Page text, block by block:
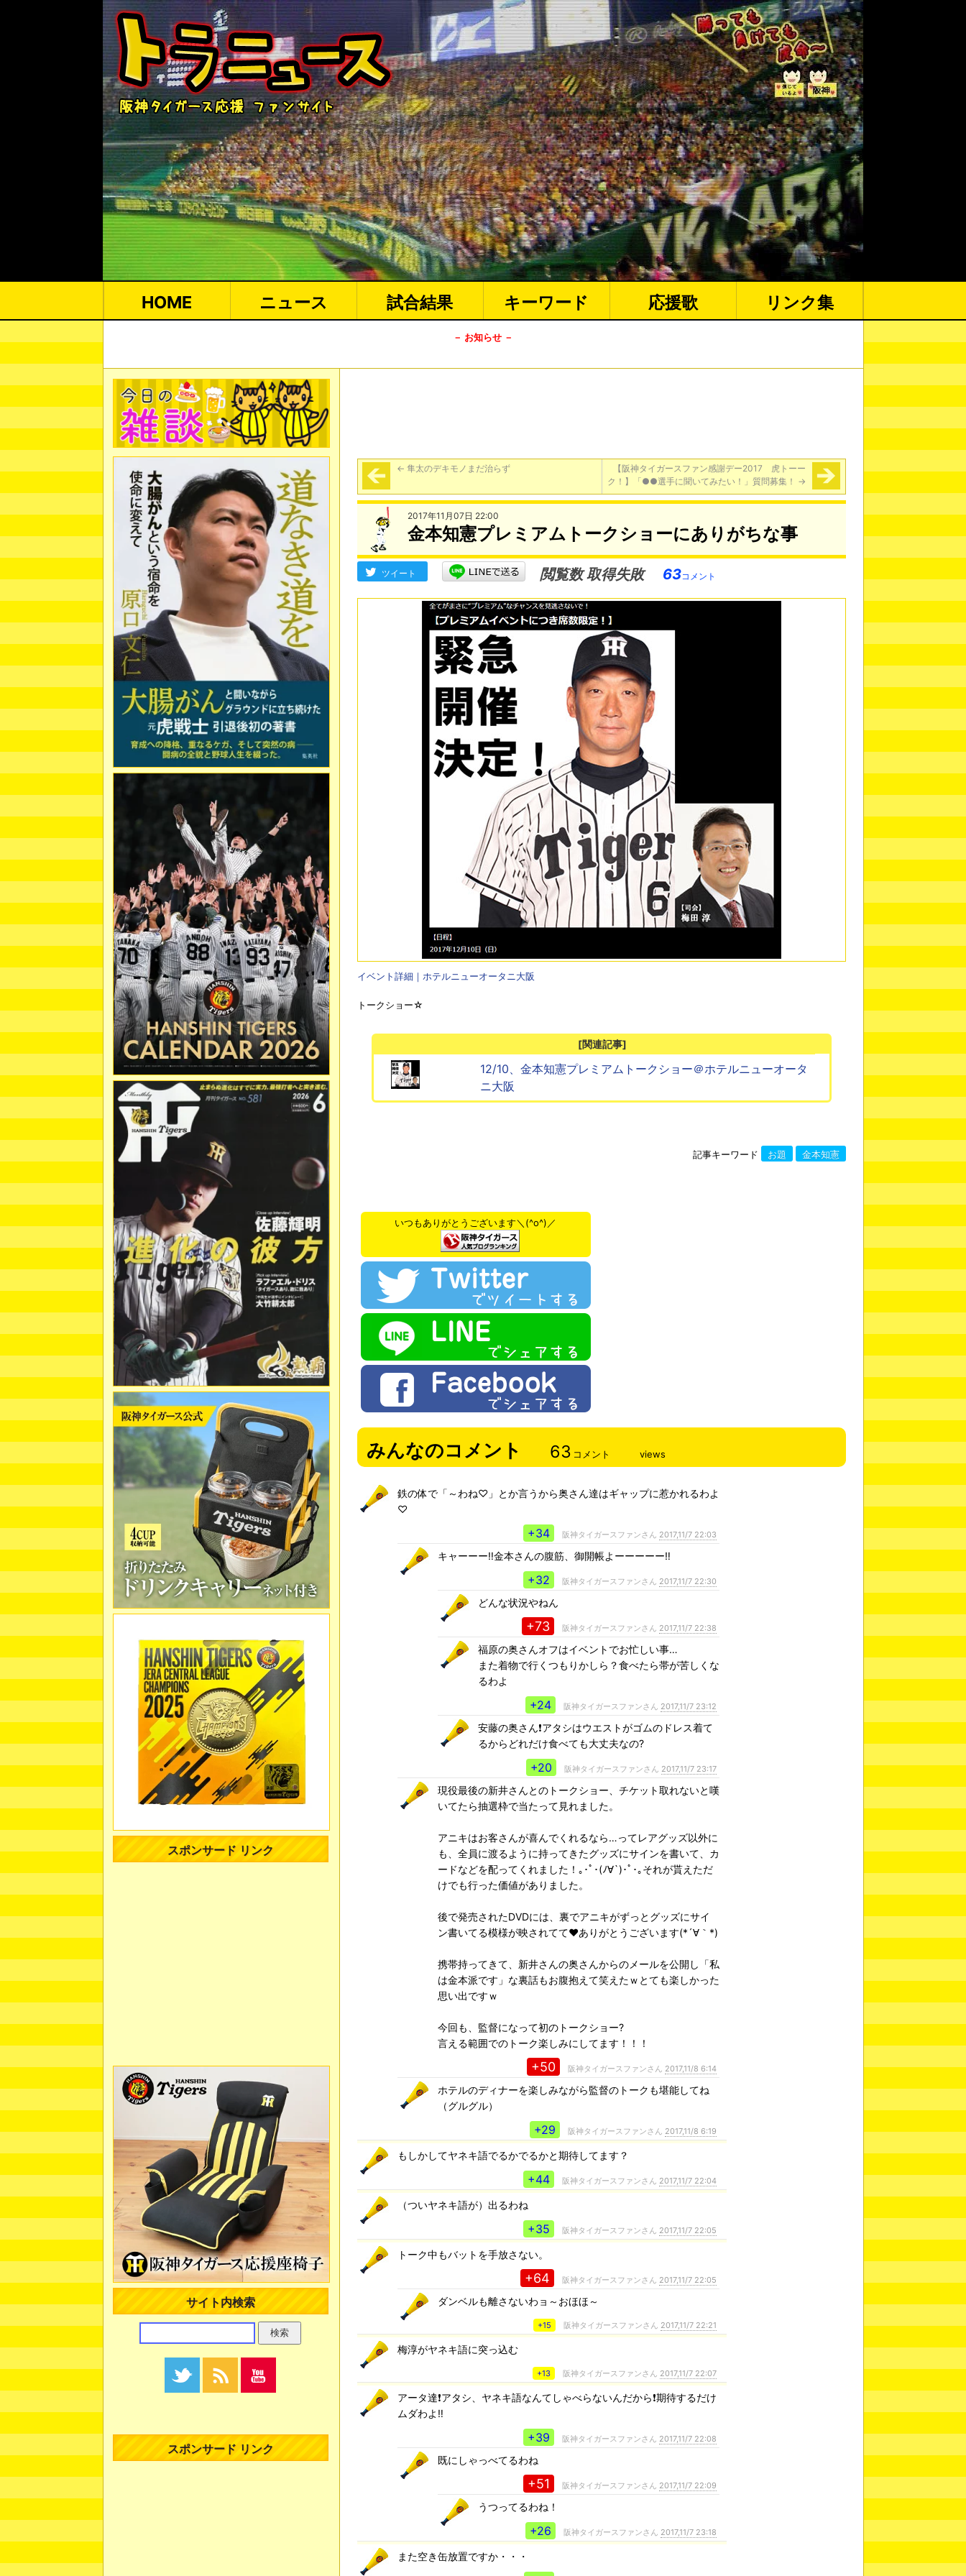
HOME ニュース 試合結果 キーワード 応援歌 リンク集
－ お知らせ －
← 隼太のデキモノまだ治らず
【阪神タイガースファン感謝デー2017 虎トーー
ク！】「●●選手に聞いてみたい！」質問募集！ →
2017年11月07日 22:00
金本知憲プレミアムトークショー​にありがちな事
ツイート 閲覧数 取得失敗 63コメント
イベント詳細｜ホテルニューオータニ大阪
トークショー​☆
[関連記事]
12/10、金本知憲プレミアムトークショー​＠ホテルニューオータ
ニ大阪
記事キーワード お題 金本知憲
いつもありがとうございます＼(^o^)／
みんなのコメント 63 コメント views
鉄の体で「～わね♡」とか言うから奥さん達はギャップに惹かれるわよ
♡
+34 阪神タイガースファンさん 2017,11/7 22:03
キャーーー‼金本さんの腹筋、御開帳よーーーーー‼
+32 阪神タイガースファンさん 2017,11/7 22:30
どんな状況やねん
+73 阪神タイガースファンさん 2017,11/7 22:38
福原の奥さんオフはイベントでお忙しい事…
また着物で行くつもりかしら？食べたら帯が苦しくな
るわよ
+24 阪神タイガースファンさん 2017,11/7 23:12
安藤の奥さん❗アタシはウエストがゴムのドレス着て
るからどれだけ食べても大丈夫なの?
+20 阪神タイガースファンさん 2017,11/7 23:17
現役最後の新井さんとのトークショー、チケット取れないと嘆
いてたら抽選枠で当たって見れました。
アニキはお客さんが喜んでくれるなら…ってレアグッズ以外に
も、全員に渡るように持ってきたグッズにサインを書いて、カ
ードなどを配ってくれました！｡･ﾟ･(ﾉ∀`)･ﾟ･｡それが貰えただ
けでも行った価値がありました。
後で発売されたDVDには、裏でアニキがずっとグッズにサイ
ン書いてる模様が映されてて❤ありがとうございます(*´∀｀*)
携帯持ってきて、新井さんの奥さんからのメールを公開し「私
は金本派です」な裏話もお腹抱えて笑えたｗとても楽しかった
思い出ですｗ
今回も、監督になって初のトークショー?
言える範囲でのトーク楽しみにしてます！！！
+50 阪神タイガースファンさん 2017,11/8 6:14
ホテルのディナーを楽しみながら監督のトークも堪能してね
（グルグル）
+29 阪神タイガースファンさん 2017,11/8 6:19
もしかしてヤネキ語でるかでるかと期待してます？
+44 阪神タイガースファンさん 2017,11/7 22:04
（ついヤネキ語が）出るわね
+35 阪神タイガースファンさん 2017,11/7 22:05
トーク中もバットを手放さない。
+64 阪神タイガースファンさん 2017,11/7 22:05
ダンベルも離さないわョ～おほほ～
+15 阪神タイガースファンさん 2017,11/7 22:21
梅淳がヤネキ語に突っ込む
+13 阪神タイガースファンさん 2017,11/7 22:07
アータ達❗アタシ、ヤネキ語なんてしゃべらないんだから❗期待するだけ
ムダわよ‼
+39 阪神タイガースファンさん 2017,11/7 22:08
既にしゃっべてるわね
+51 阪神タイガースファンさん 2017,11/7 22:09
うつってるわね！
+26 阪神タイガースファンさん 2017,11/7 23:18
また空き缶放置ですか・・・
スポンサード リンク
サイト内検索
スポンサード リンク